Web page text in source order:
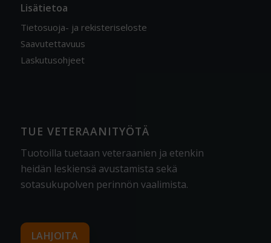
Lisätietoa
Tietosuoja- ja rekisteriseloste
Saavutettavuus
Laskutusohjeet
TUE VETERAANITYÖTÄ
Tuotoilla tuetaan veteraanien ja etenkin
heidän leskiensä avustamista sekä
sotasukupolven perinnön vaalimista.
LAHJOITA